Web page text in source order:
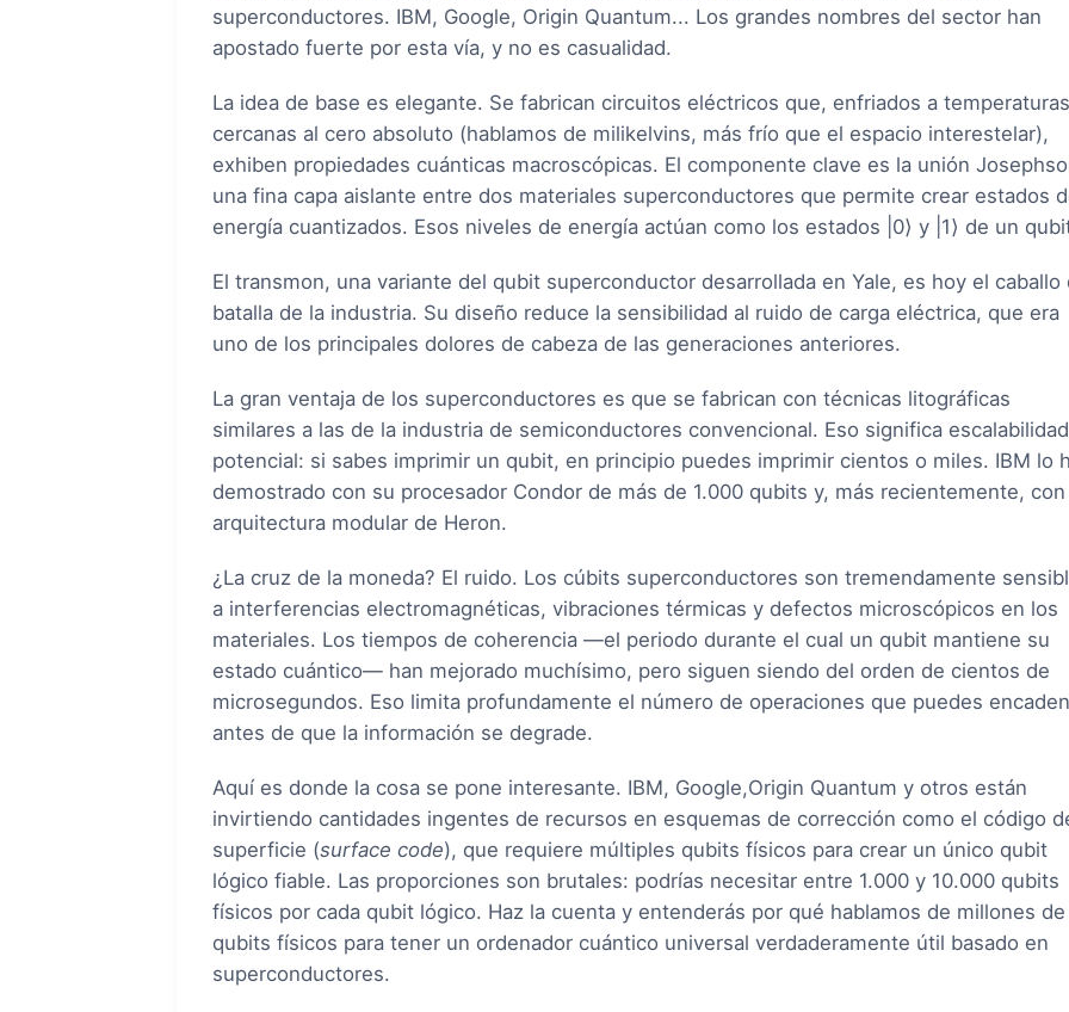
superconductores. IBM, Google, Origin Quantum... Los grandes nombres del sector han
apostado fuerte por esta vía, y no es casualidad.
La idea de base es elegante. Se fabrican circuitos eléctricos que, enfriados a temperaturas
cercanas al cero absoluto (hablamos de milikelvins, más frío que el espacio interestelar),
exhiben propiedades cuánticas macroscópicas. El componente clave es la unión
una fina capa aislante entre dos materiales superconductores que permite crear estados
energía cuantizados. Esos niveles de energía actúan como los estados |0⟩ y |1⟩ de un
El transmon, una variante del qubit superconductor desarrollada en Yale, es hoy el caballo
batalla de la industria. Su diseño reduce la sensibilidad al ruido de carga eléctrica, que era
uno de los principales dolores de cabeza de las generaciones anteriores.
La gran ventaja de los superconductores es que se fabrican con técnicas litográficas
similares a las de la industria de semiconductores convencional. Eso significa escalabilidad
potencial: si sabes imprimir un qubit, en principio puedes imprimir cientos o miles. IBM lo
demostrado con su procesador Condor de más de 1.000 qubits y, más recientemente, con
arquitectura modular de Heron.
¿La cruz de la moneda? El ruido. Los cúbits superconductores son tremendamente
a interferencias electromagnéticas, vibraciones térmicas y defectos microscópicos en los
materiales. Los tiempos de coherencia —el periodo durante el cual un qubit mantiene su
estado cuántico— han mejorado muchísimo, pero siguen siendo del orden de cientos de
microsegundos. Eso limita profundamente el número de operaciones que puedes
antes de que la información se degrade.
Aquí es donde la cosa se pone interesante. IBM, Google,Origin Quantum y otros están
invirtiendo cantidades ingentes de recursos en esquemas de corrección como el código
superficie (surface code), que requiere múltiples qubits físicos para crear un único qubit
lógico fiable. Las proporciones son brutales: podrías necesitar entre 1.000 y 10.000 qubits
físicos por cada qubit lógico. Haz la cuenta y entenderás por qué hablamos de millones de
qubits físicos para tener un ordenador cuántico universal verdaderamente útil basado en
superconductores.